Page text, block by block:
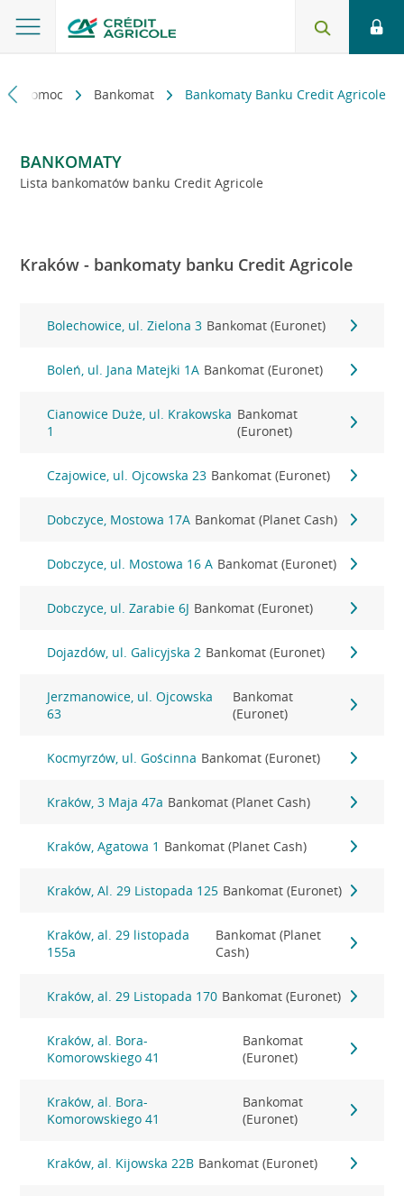
i pomoc Bankomat Bankomaty Banku Credit Agricole
BANKOMATY
Lista bankomatów banku Credit Agricole
Kraków - bankomaty banku Credit Agricole
Bolechowice, ul. Zielona 3 Bankomat (Euronet)
Boleń, ul. Jana Matejki 1A Bankomat (Euronet)
Cianowice Duże, ul. Krakowska
1
Bankomat
(Euronet)
Czajowice, ul. Ojcowska 23 Bankomat (Euronet)
Dobczyce, Mostowa 17A Bankomat (Planet Cash)
Dobczyce, ul. Mostowa 16 A Bankomat (Euronet)
Dobczyce, ul. Zarabie 6J Bankomat (Euronet)
Dojazdów, ul. Galicyjska 2 Bankomat (Euronet)
Jerzmanowice, ul. Ojcowska
63
Bankomat
(Euronet)
Kocmyrzów, ul. Gościnna Bankomat (Euronet)
Kraków, 3 Maja 47a Bankomat (Planet Cash)
Kraków, Agatowa 1 Bankomat (Planet Cash)
Kraków, Al. 29 Listopada 125 Bankomat (Euronet)
Kraków, al. 29 listopada
155a
Bankomat (Planet
Cash)
Kraków, al. 29 Listopada 170 Bankomat (Euronet)
Kraków, al. Bora-
Komorowskiego 41
Bankomat
(Euronet)
Kraków, al. Bora-
Komorowskiego 41
Bankomat
(Euronet)
Kraków, al. Kijowska 22B Bankomat (Euronet)